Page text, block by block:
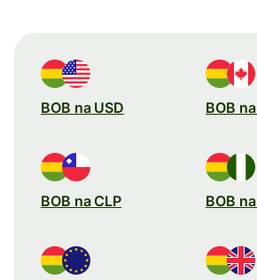
BOB na USD BOB
BOB na CLP BOB